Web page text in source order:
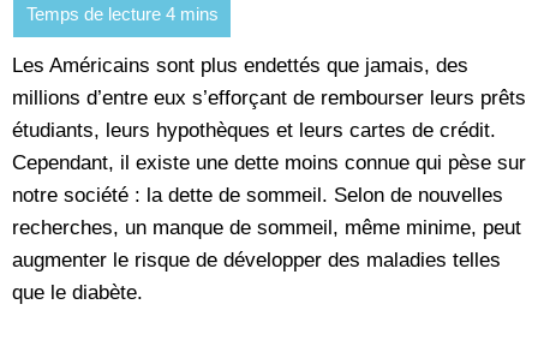
Les Américains sont plus endettés que jamais, des
millions d’entre eux s’efforçant de rembourser leurs prêts
étudiants, leurs hypothèques et leurs cartes de crédit.
Cependant, il existe une dette moins connue qui pèse sur
notre société : la dette de sommeil. Selon de nouvelles
recherches, un manque de sommeil, même minime, peut
augmenter le risque de développer des maladies telles
que le diabète.